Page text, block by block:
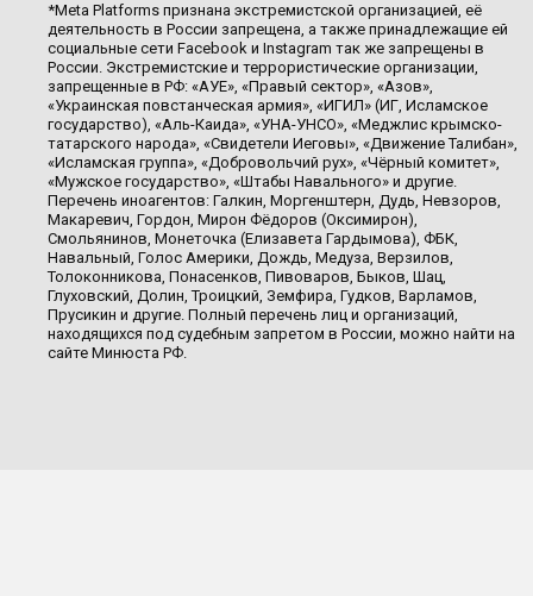
*Meta Platforms признана экстремистской организацией, её
деятельность в России запрещена, а также принадлежащие ей
социальные сети Facebook и Instagram так же запрещены в
России. Экстремистские и террористические организации,
запрещенные в РФ: «АУЕ», «Правый сектор», «Азов»,
«Украинская повстанческая армия», «ИГИЛ» (ИГ, Исламское
государство), «Аль-Каида», «УНА-УНСО», «Меджлис крымско-
татарского народа», «Свидетели Иеговы», «Движение Талибан»,
«Исламская группа», «Добровольчий рух», «Чёрный комитет»,
«Мужское государство», «Штабы Навального» и другие.
Перечень иноагентов: Галкин, Моргенштерн, Дудь, Невзоров,
Макаревич, Гордон, Мирон Фёдоров (Оксимирон),
Смольянинов, Монеточка (Елизавета Гардымова), ФБК,
Навальный, Голос Америки, Дождь, Медуза, Верзилов,
Толоконникова, Понасенков, Пивоваров, Быков, Шац,
Глуховский, Долин, Троицкий, Земфира, Гудков, Варламов,
Прусикин и другие. Полный перечень лиц и организаций,
находящихся под судебным запретом в России, можно найти на
сайте Минюста РФ.